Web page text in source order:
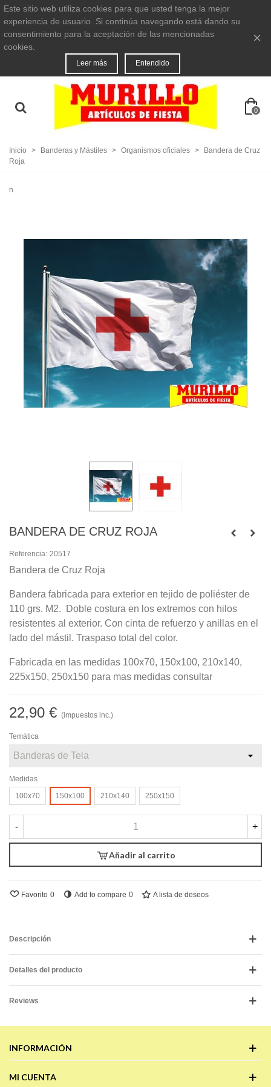
Este sitio web utiliza cookies para que usted tenga la mejor
experiencia de usuario. Si continúa navegando está dando su
consentimiento para la aceptación de las mencionadas
cookies.
Leer más Entendido
×
0
Inicio > Banderas y Mástiles > Organismos oficiales >
Bandera de Cruz
Roja
n
BANDERA DE CRUZ ROJA
Referencia: 20517
Bandera de Cruz Roja
Bandera fabricada para exterior en tejido de poliéster de
110 grs. M2. Doble costura en los extremos con hilos
resistentes al exterior. Con cinta de refuerzo y anillas en el
lado del mástil. Traspaso total del color.
Fabricada en las medidas 100x70, 150x100, 210x140,
225x150, 250x150 para mas medidas consultar
22,90 € (impuestos inc.)
Temática
Medidas
100x70
150x100 210x140 250x150
- +
Añadir al carrito
Favorito 0 Add to compare 0 A lista de deseos
Descripción
Detalles del producto
Reviews
INFORMACIÓN
MI CUENTA